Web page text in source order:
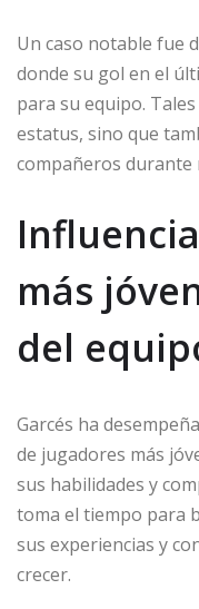
Un caso notable fue
donde su gol en el
para su equipo.
estatus, sino que
compañeros durante
más
del
Garcés ha
de jugadores más
sus habilidades y
toma el tiempo para
sus experiencias y
crecer.